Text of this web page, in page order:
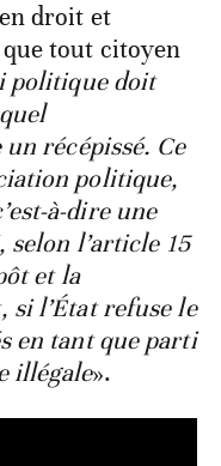
droit et
tout citoyen
politique doit
récépissé. Ce
politique,
à-dire une
l’article 15
et la
si l’État refuse le
en tant que parti
illégale».